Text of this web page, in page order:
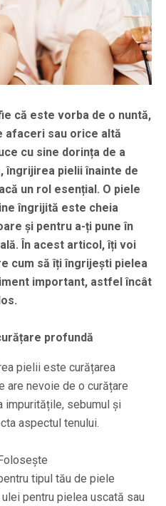
că este vorba de o nuntă,
afaceri sau orice altă
cu sine dorința de a
îngrijirea pielii înainte de
un rol esențial. O piele
îngrijită este cheia
și pentru a-ți pune în
În acest articol, îți voi
cum să îți îngrijești pielea
important, astfel încât
profundă
pielii este curățarea
are nevoie de o curățare
impuritățile, sebumul și
aspectul tenului.
tipul tău de piele
pentru pielea uscată sau